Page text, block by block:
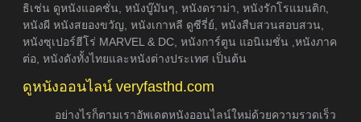
ธิเช่น ดูหนังแอคชั่น, หนังบู๊มันๆ, หนังดราม่า, หนังรักโรแมนติก,
หนังผี หนังสยองขวัญ, หนังเกาหลี ดูซีรี่ย์, หนังสืบสวนสอบสวน,
หนังซุเปอร์ฮีโร่ MARVEL & DC, หนังการ์ตูน แอนิเมชั่น ,หนังภาค
ต่อ, หนังดังทั้งไทยและหนังต่างประเทศ เป็นต้น
ดูหนังออนไลน์ veryfasthd.com
อย่างไรก็ตามเราอัพเดตหนังออนไลน์ใหม่ด้วยความรวดเร็ว